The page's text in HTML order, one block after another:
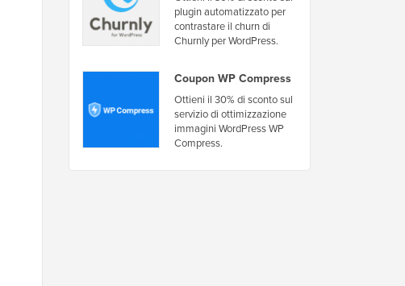
plugin automatizzato per
contrastare il churn di
Churnly per WordPress.
Coupon WP Compress
Ottieni il 30% di sconto sul
servizio di ottimizzazione
immagini WordPress WP
Compress.